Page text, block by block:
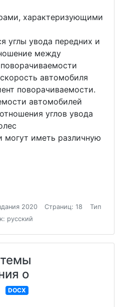
характеризующими
углы увода передних и
между
автомобиля
поворачиваемости.
автомобилей
углов увода
могут иметь различную
2020 Страниц: 18
Тип
русский
о
DOCX